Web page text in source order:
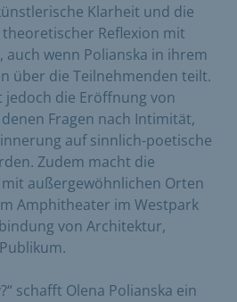
Klarheit und die
Reflexion mit
auch wenn Polianska in ihrem
über die Teilnehmenden teilt.
die Eröffnung von
Fragen nach Intimität,
auf sinnlich-poetische
Zudem macht die
außergewöhnlichen Orten
Amphitheater im Westpark
von Architektur,
schafft Olena Polianska ein